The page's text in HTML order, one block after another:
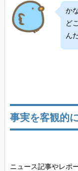
か
ど
ん
事実を客観的
ニュース記事やレポ